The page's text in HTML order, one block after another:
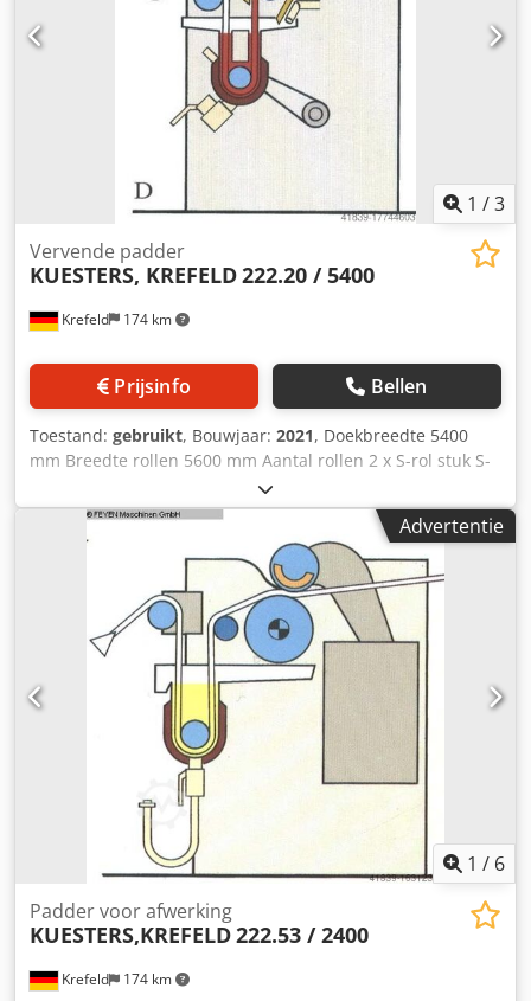
Aandrijftappen diameter 70 mm Vermogenbehoefte 30
m/min = 13 kW Hydraulisch bedieningspaneel voor
gezamenlijke drukinstelling van roestvrij staal Nieuwe 2-
rollen foulard met dragerrol en zwevende rol, systeem
Küsters, aanvullend nieuwe frequentieaandrijving voor
afleveringstoestand) Garantie: 12 maanden
1 /3
Krefeld 174 km
Vervende padder
KUESTERS, KREFELD222.20 / 5400
Prijsinfo Bellen
Toestand: gebruikt, Bouwjaar: 2021, Doekbreedte 5400
mm Breedte rollen 5600 mm Aantal rollen 2 x S-rol stuk S-
rol - diameter 350 mm Walsbekleding - zacht rubber 75
graden wal Lijndruk 35 N / mm Totale druk 20 ton
Vloottank met geleiderol Vloeistofinhoud ca. 150 liter
Stofgeleider voor geweven stof gebogen spreider vooraan
Hydraulische console voor afzonderlijk persen Dsdpfsu Su
A Njx Ah Djck Aandrijfspie zonder aandrijving Verfpadder
met 2 horizontaal geplaatste "zweefrollen met
vloeistoftank, geleiderol en verdringer, (Foto toont een
vergelijkbare machine zoals geleverd) Nieuwe aandrijving
wordt ontworpen op basis van de toepassing, Kosten ca.
15.000,--. Garantie: 12 maanden
Advertentie
1 / 6
Krefeld 174 km
Padder voor afwerking
KUESTERS,KREFELD222.53 / 2400